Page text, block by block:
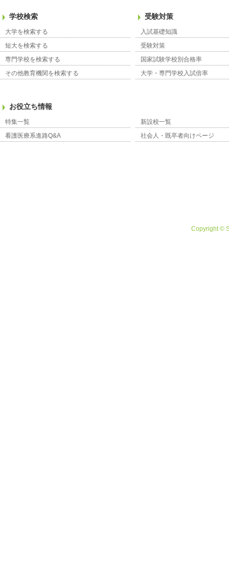
学校検索
大学を検索する
短大を検索する
専門学校を検索する
その他教育機関を検索する
受験対策
入試基礎知識
受験対策
国家試験学校別合格率
大学・専門学校入試倍率
お役立ち情報
特集一覧
新設校一覧
看護医療系進路Q&A
社会人・既卒者向けページ
Copyright ©